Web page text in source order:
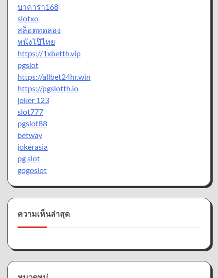
บาคาร่า168
slotxo
สล็อตทดลอง
หนังโป๊ไทย
https://1xbetth.vip
pgslot
https://allbet24hr.win
https://pgslotth.io
joker 123
slot777
pgslot88
betway
jokerasia
pg slot
gogoslot
ความเห็นล่าสุด